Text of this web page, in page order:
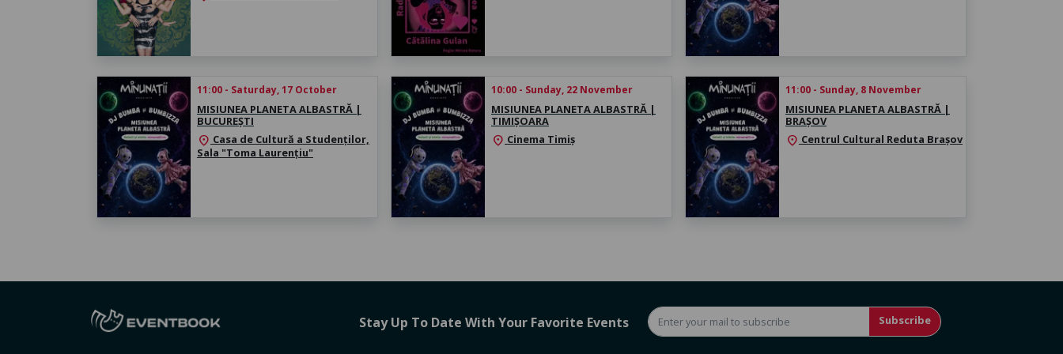
11:00 - Saturday, 17 October
MISIUNEA PLANETA ALBASTRĂ |
BUCUREȘTI
location_on Casa de Cultură a Studenților,
Sala "Toma Laurențiu"
10:00 - Sunday, 22 November
MISIUNEA PLANETA ALBASTRĂ |
TIMIȘOARA
location_on Cinema Timiș
11:00 - Sunday, 8 November
MISIUNEA PLANETA ALBASTRĂ |
BRAȘOV
location_on Centrul Cultural Reduta Brașov
Stay Up To Date With Your Favorite Events Subscribe